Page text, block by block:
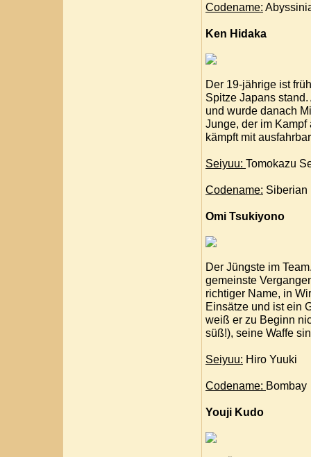
Codename:
Ken Hidaka
Der 19-jährige ist
Spitze Japans
und wurde danach
Junge, der im
kämpft mit
Seiyuu: Tomokazu
Codename: Siberian
Omi Tsukiyono
Der Jüngste im
gemeinste
richtiger Name, in
Einsätze und ist ein
weiß er zu Beginn
süß!), seine Waffe
Seiyuu: Hiro Yuuki
Codename: Bombay
Youji Kudo